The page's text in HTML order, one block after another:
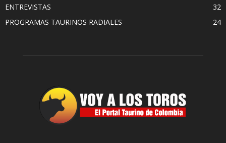
ENTREVISTAS
32
PROGRAMAS TAURINOS RADIALES
24